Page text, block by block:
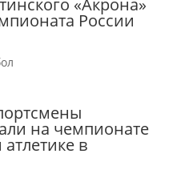
«Акрона»
России
на чемпионате
в